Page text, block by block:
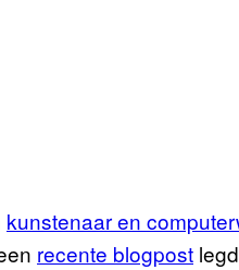
kunstenaar en
recente blogpost